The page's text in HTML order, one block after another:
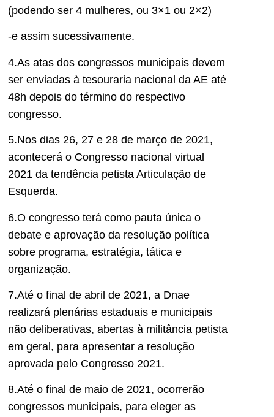
(podendo ser 4 mulheres, ou 3×1 ou 2×2)
-e assim sucessivamente.
4.As atas dos congressos municipais devem
ser enviadas à tesouraria nacional da AE até
48h depois do término do respectivo
congresso.
5.Nos dias 26, 27 e 28 de março de 2021,
acontecerá o Congresso nacional virtual
2021 da tendência petista Articulação de
Esquerda.
6.O congresso terá como pauta única o
debate e aprovação da resolução política
sobre programa, estratégia, tática e
organização.
7.Até o final de abril de 2021, a Dnae
realizará plenárias estaduais e municipais
não deliberativas, abertas à militância petista
em geral, para apresentar a resolução
aprovada pelo Congresso 2021.
8.Até o final de maio de 2021, ocorrerão
congressos municipais, para eleger as